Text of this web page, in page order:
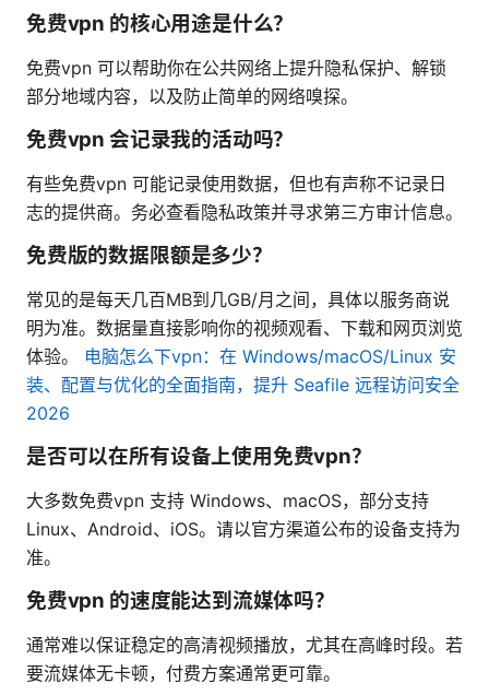
免费vpn 的核心用途是什么？
免费vpn 可以帮助你在公共网络上提升隐私保护、解锁
部分地域内容，以及防止简单的网络嗅探。
免费vpn 会记录我的活动吗？
有些免费vpn 可能记录使用数据，但也有声称不记录日
志的提供商。务必查看隐私政策并寻求第三方审计信息。
免费版的数据限额是多少？
常见的是每天几百MB到几GB/月之间，具体以服务商说
明为准。数据量直接影响你的视频观看、下载和网页浏览
体验。 电脑怎么下vpn：在 Windows/macOS/Linux 安
装、配置与优化的全面指南，提升 Seafile 远程访问安全
2026
是否可以在所有设备上使用免费vpn？
大多数免费vpn 支持 Windows、macOS，部分支持
Linux、Android、iOS。请以官方渠道公布的设备支持为
准。
免费vpn 的速度能达到流媒体吗？
通常难以保证稳定的高清视频播放，尤其在高峰时段。若
要流媒体无卡顿，付费方案通常更可靠。